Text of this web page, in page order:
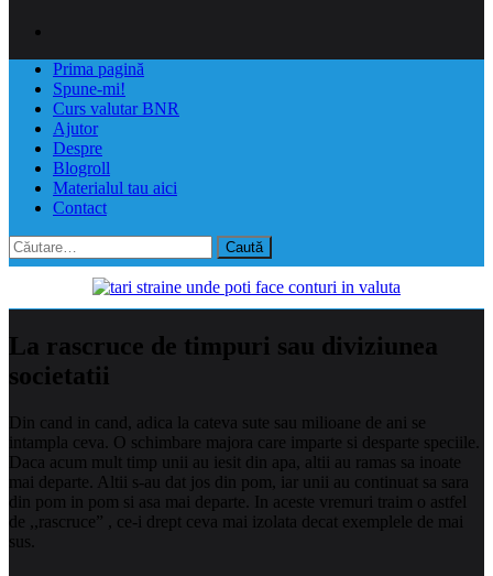
Prima pagină
Spune-mi!
Curs valutar BNR
Ajutor
Despre
Blogroll
Materialul tau aici
Contact
Caută
după:
La rascruce de timpuri sau diviziunea
societatii
Din cand in cand, adica la cateva sute sau milioane de ani se
intampla ceva. O schimbare majora care imparte si desparte speciile.
Daca acum mult timp unii au iesit din apa, altii au ramas sa inoate
mai departe. Altii s-au dat jos din pom, iar unii au continuat sa sara
din pom in pom si asa mai departe. In aceste vremuri traim o astfel
de ,,rascruce” , ce-i drept ceva mai izolata decat exemplele de mai
sus.